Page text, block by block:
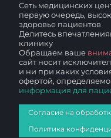
Сеть медицинских
первую очередь,
здоровье пациентов
Делитесь
клинику
Обращаем ваше
сайт носит
и ни при каких
офертой,
информация для
Согласие на
Политика